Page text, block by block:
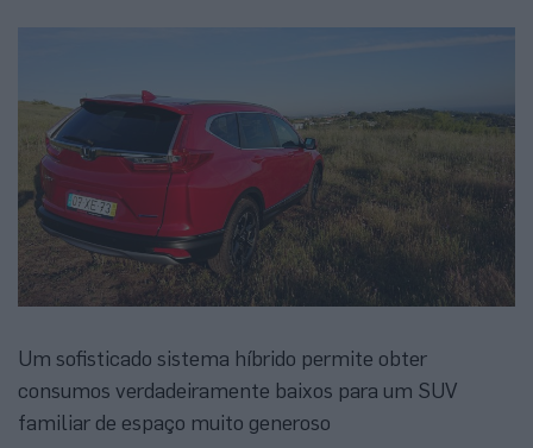
Um sofisticado sistema híbrido permite obter
consumos verdadeiramente baixos para um SUV
familiar de espaço muito generoso